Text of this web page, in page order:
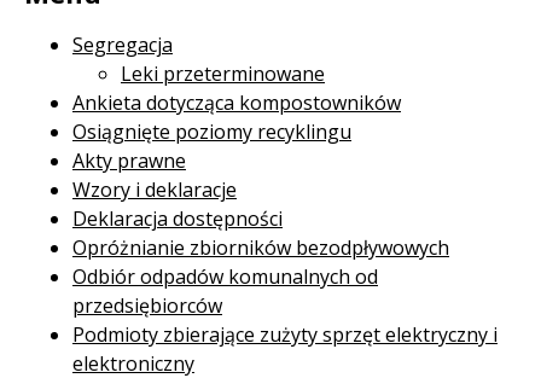
Segregacja
Leki przeterminowane
Ankieta dotycząca kompostowników
Osiągnięte poziomy recyklingu
Akty prawne
Wzory i deklaracje
Deklaracja dostępności
Opróżnianie zbiorników bezodpływowych
Odbiór odpadów komunalnych od
przedsiębiorców
Podmioty zbierające zużyty sprzęt elektryczny i
elektroniczny